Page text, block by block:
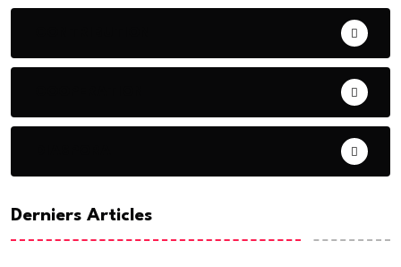
Derniers Articles